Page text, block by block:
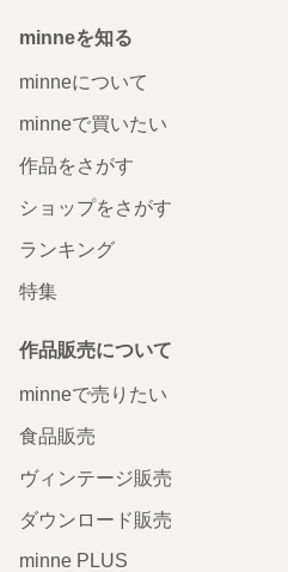
minneを知る
minneについて
minneで買いたい
作品をさがす
ショップをさがす
ランキング
特集
作品販売について
minneで売りたい
食品販売
ヴィンテージ販売
ダウンロード販売
minne PLUS